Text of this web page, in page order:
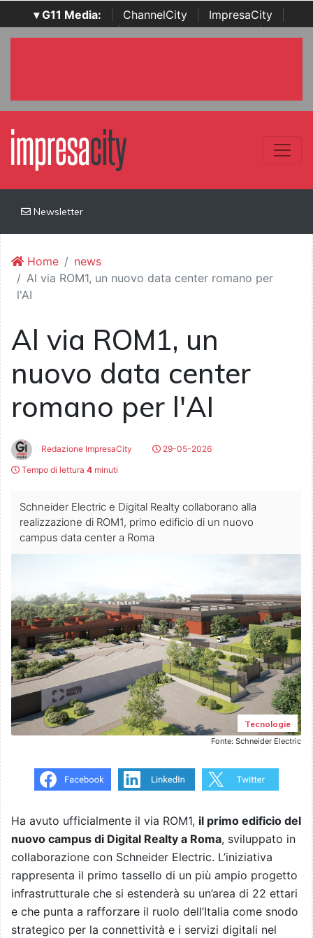
▾ G11 Media: ChannelCity ImpresaCity
SecurityOpenLab | Italian Channel Awards | Italian
Newsletter
Home
news
Al via ROM1, un nuovo data center romano per
l'AI
Al via ROM1, un
nuovo data center
romano per l'AI
Redazione ImpresaCity
29-05-2026
Tempo di lettura 4 minuti
Schneider Electric e Digital Realty collaborano alla
realizzazione di ROM1, primo edificio di un nuovo
campus data center a Roma
Tecnologie
Fonte: Schneider Electric
Ha avuto ufficialmente il via ROM1, il primo edificio del
nuovo campus di Digital Realty a Roma, sviluppato in
collaborazione con Schneider Electric. L’iniziativa
rappresenta il primo tassello di un più ampio progetto
infrastrutturale che si estenderà su un’area di 22 ettari
e che punta a rafforzare il ruolo dell’Italia come snodo
strategico per la connettività e i servizi digitali nel